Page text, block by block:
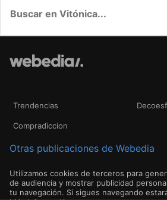
Trendencias
Compradiccion
Otras publicaciones de Webedia
Utilizamos cookies de terceros para
de audiencia y mostrar publicidad
tu navegación. Si sigues navegando